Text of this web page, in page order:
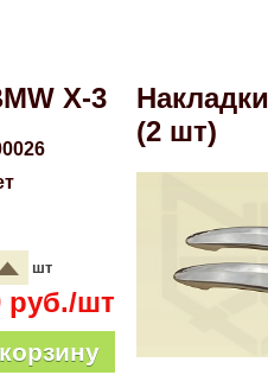
X-3
шт
руб./шт
(2 шт)